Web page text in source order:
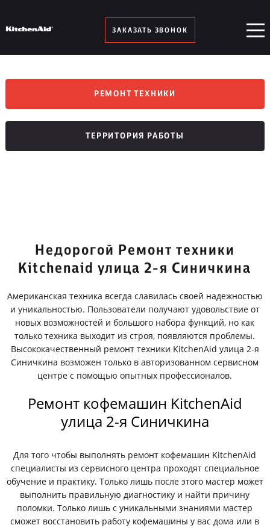
ЗАКАЗАТЬ ЗВОНОК
РЕМОНТ ТЕХНИКИ
ТЕРРИТОРИЯ РАБОТЫ
Недорогой Ремонт техники
Kitchenaid улица 2-я Синичкина
Американская техника всегда славилась своей надежностью
и уникальностью. Пользователи получают удовольствие от
новых возможностей и большого набора функций, но как
только техника выходит из строя, появляются проблемы.
Высококачественный ремонт техники KitchenAid улица 2-я
Синичкина возможен только в авторизованном сервисном
центре с помощью опытных профессионалов.
Ремонт кофемашин KitchenAid
улица 2-я Синичкина
Для того чтобы выполнять ремонт кофемашин KitchenAid
специалисты из сервисного центра проходят специальное
обучение и практику. Только лишь после этого мастер может
выполнить правильную диагностику и найти причину
поломки. Только лишь с уникальными знаниями мастер
сможет восстановить работу кофемашины у вас дома или в